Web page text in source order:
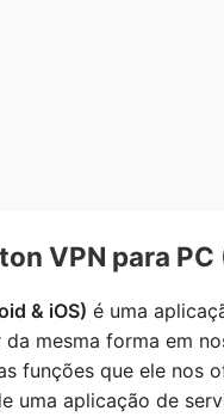
VPN para PC
& iOS) é uma
mesma forma em
funções que ele nos
uma aplicação de